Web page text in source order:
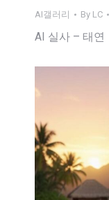
AI갤러리 By LC
AI 실사 – 태연